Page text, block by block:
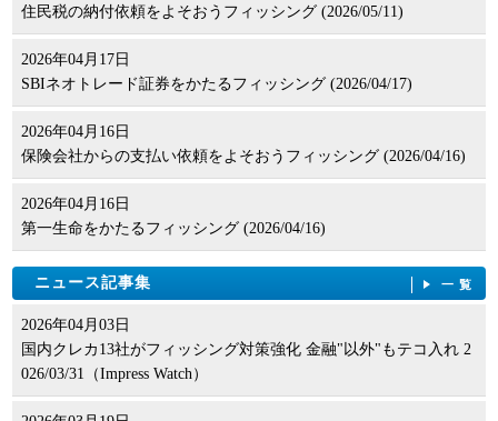
住民税の納付依頼をよそおうフィッシング (2026/05/11)
2026年04月17日
SBIネオトレード証券をかたるフィッシング (2026/04/17)
2026年04月16日
保険会社からの支払い依頼をよそおうフィッシング (2026/04/16)
2026年04月16日
第一生命をかたるフィッシング (2026/04/16)
ニュース記事集 一覧
2026年04月03日
国内クレカ13社がフィッシング対策強化 金融"以外"もテコ入れ 2
026/03/31（Impress Watch）